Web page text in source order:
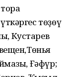
төҙөү
Кустарев
Ғәфүр;